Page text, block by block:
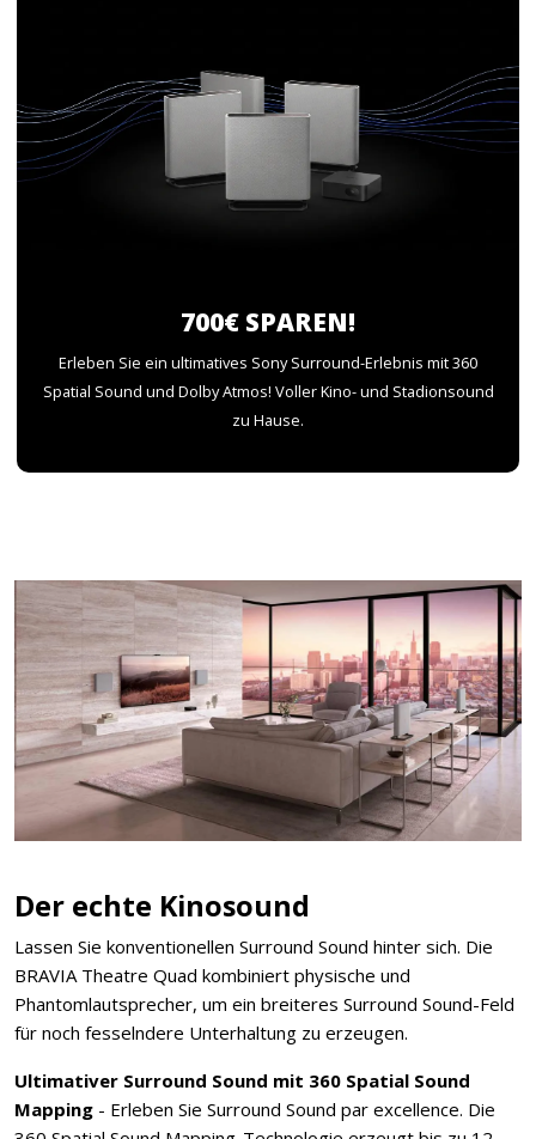
700€ SPAREN!
Erleben Sie ein ultimatives Sony Surround-Erlebnis mit 360
Spatial Sound und Dolby Atmos! Voller Kino- und Stadionsound
zu Hause.
Der echte Kinosound
Lassen Sie konventionellen Surround Sound hinter sich. Die
BRAVIA Theatre Quad kombiniert physische und
Phantomlautsprecher, um ein breiteres Surround Sound-Feld
für noch fesselndere Unterhaltung zu erzeugen.
Ultimativer Surround Sound mit 360 Spatial Sound
Mapping - Erleben Sie Surround Sound par excellence. Die